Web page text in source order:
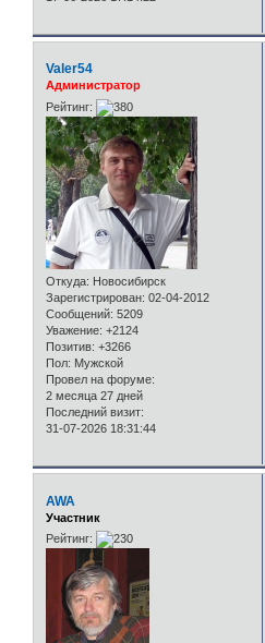
Valer54
Администратор
Рейтинг:
Откуда: Новосибирск
Зарегистрирован: 02-04-2012
Сообщений: 5209
Уважение: +2124
Позитив: +3266
Пол: Мужской
Провел на форуме:
2 месяца 27 дней
Последний визит:
31-07-2026 18:31:44
AWA
Участник
Рейтинг: